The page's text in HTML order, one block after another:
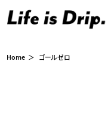
Home ゴールゼロ